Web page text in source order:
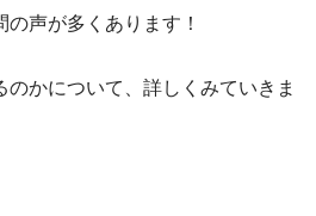
声が多くあります！
かについて、詳しくみていきま